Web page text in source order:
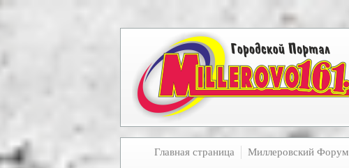
Главная страница Миллеровский Форум